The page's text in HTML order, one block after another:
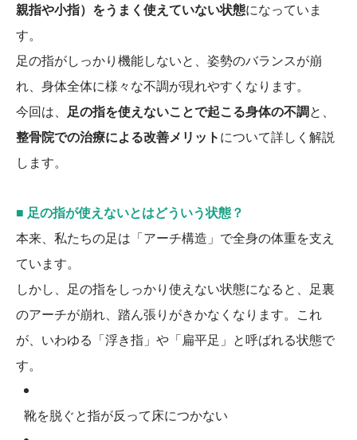
親指や小指）をうまく使えていない状態になっていま
す。
足の指がしっかり機能しないと、姿勢のバランスが崩
れ、身体全体に様々な不調が現れやすくなります。
今回は、
足の指を使えないことで起こる身体の不調 と、
整骨院での治療による改善メリット について詳しく解説
します。
■ 足の指が使えないとはどういう状態？
本来、私たちの足は「アーチ構造」で全身の体重を支え
ています。
しかし、足の指をしっかり使えない状態になると、足裏
のアーチが崩れ、踏ん張りがきかなくなります。これ
が、いわゆる「浮き指」や「扁平足」と呼ばれる状態で
す。
靴を脱ぐと指が反って床につかない